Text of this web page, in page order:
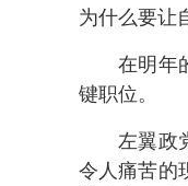
为什么要让
在明年
键职位。
左翼政
令人痛苦的